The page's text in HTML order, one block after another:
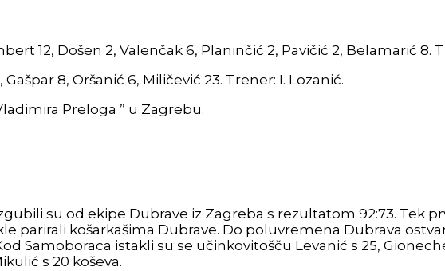
12, Došen 2, Valenčak 6, Planinčić 2, Pavičić 2, Belamarić 8.
8, Oršanić 6, Miličević 23. Trener: I. Lozanić.
Preloga ” u Zagrebu.
su od ekipe Dubrave iz Zagreba s rezultatom 92:73. Tek
parirali košarkašima Dubrave. Do poluvremena Dubrava
Samoboraca istakli su se učinkovitošču Levanić s 25,
s 20 koševa.